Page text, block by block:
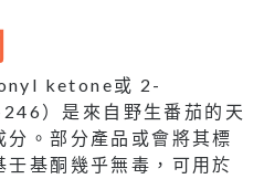
ketone或 2-
）是來自野生番茄的天
。部分產品或會將其標
基酮幾乎無毒，可用於